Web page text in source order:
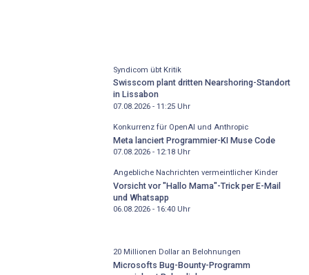
Syndicom übt Kritik
Swisscom plant dritten Nearshoring-Standort
in Lissabon
07.08.2026 - 11:25Uhr
Konkurrenz für OpenAI und Anthropic
Meta lanciert Programmier-KI Muse Code
07.08.2026 - 12:18Uhr
Angebliche Nachrichten vermeintlicher Kinder
Vorsicht vor "Hallo Mama"-Trick per E-Mail
und Whatsapp
06.08.2026 - 16:40Uhr
20 Millionen Dollar an Belohnungen
Microsofts Bug-Bounty-Programm